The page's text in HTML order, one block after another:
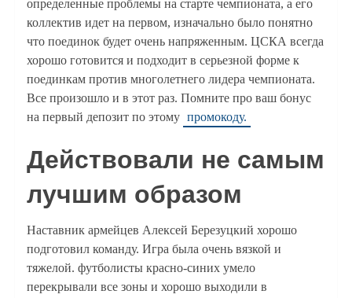
определенные проблемы на старте чемпионата, а его
коллектив идет на первом, изначально было понятно
что поединок будет очень напряженным. ЦСКА всегда
хорошо готовится и подходит в серьезной форме к
поединкам против многолетнего лидера чемпионата.
Все произошло и в этот раз. Помните про ваш бонус
на первый депозит по этому промокоду.
Действовали не самым
лучшим образом
Наставник армейцев Алексей Березуцкий хорошо
подготовил команду. Игра была очень вязкой и
тяжелой. футболисты красно-синих умело
перекрывали все зоны и хорошо выходили в